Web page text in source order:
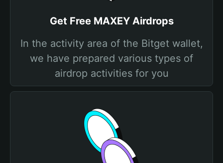
Get Free MAXEY Airdrops
In the activity area of the Bitget wallet,
we have prepared various types of
airdrop activities for you